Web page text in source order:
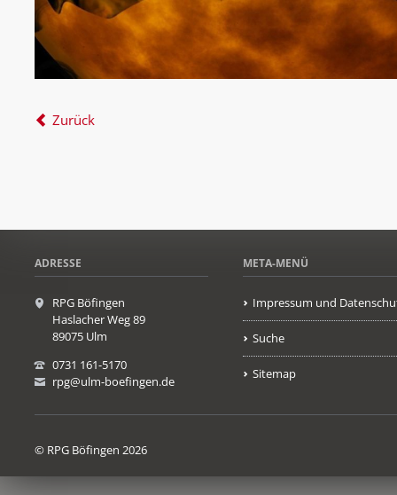
Zurück
ADRESSE
RPG Böfingen
Haslacher Weg 89
89075 Ulm
0731 161-5170
rpg@ulm-boefingen.de
META-MENÜ
Impressum und
Suche
Sitemap
© RPG Böfingen 2026